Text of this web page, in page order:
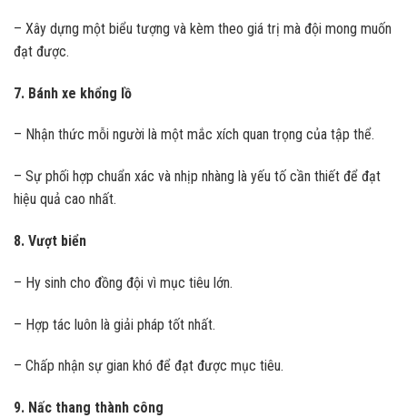
– Xây dựng một biểu tượng và kèm theo giá trị mà đội mong muốn
đạt được.
7. Bánh xe khổng lồ
– Nhận thức mỗi người là một mắc xích quan trọng của tập thể.
– Sự phối hợp chuẩn xác và nhịp nhàng là yếu tố cần thiết để đạt
hiệu quả cao nhất.
8. Vượt biển
– Hy sinh cho đồng đội vì mục tiêu lớn.
– Hợp tác luôn là giải pháp tốt nhất.
– Chấp nhận sự gian khó để đạt được mục tiêu.
9. Nấc thang thành công